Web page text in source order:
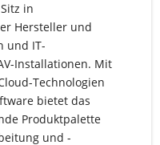
in
Hersteller und
und IT-
Installationen. Mit
Technologien
bietet das
Produktpalette
und -